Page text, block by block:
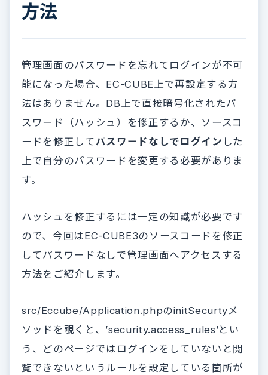
方法
管理画面のパスワードを忘れてログインが不可
能になった場合、EC-CUBE上で再設定する方
法はありません。DB上で直接暗号化されたパ
スワード（ハッシュ）を修正するか、ソースコ
ードを修正してパスワードなしでログイン した
上で自分のパスワードを変更する必要がありま
す。
ハッシュを修正するには一定の知識が必要です
ので、今回はEC-CUBE3のソースコードを修正
してパスワードなしで管理画面へアクセスする
方法をご紹介します。
src/Eccube/Application.phpのinitSecurtyメ
ソッドを覗くと、’security.access_rules’とい
う、どのページではログインをしていないと閲
覧できないというルールを設定している箇所が